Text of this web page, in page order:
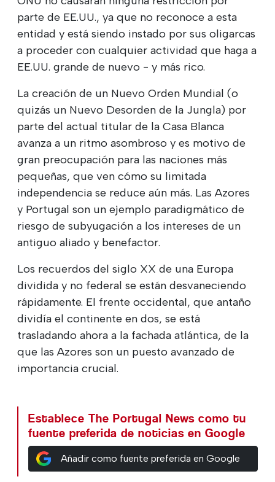
parte de EE.UU., ya que no reconoce a esta
entidad y está siendo instado por sus oligarcas
a proceder con cualquier actividad que haga a
EE.UU. grande de nuevo - y más rico.
La creación de un Nuevo Orden Mundial (o
quizás un Nuevo Desorden de la Jungla) por
parte del actual titular de la Casa Blanca
avanza a un ritmo asombroso y es motivo de
gran preocupación para las naciones más
pequeñas, que ven cómo su limitada
independencia se reduce aún más. Las Azores
y Portugal son un ejemplo paradigmático de
riesgo de subyugación a los intereses de un
antiguo aliado y benefactor.
Los recuerdos del siglo XX de una Europa
dividida y no federal se están desvaneciendo
rápidamente. El frente occidental, que antaño
dividía el continente en dos, se está
trasladando ahora a la fachada atlántica, de la
que las Azores son un puesto avanzado de
importancia crucial.
Establece The Portugal News como tu
fuente preferida de noticias en Google
Añadir como fuente preferida en Google